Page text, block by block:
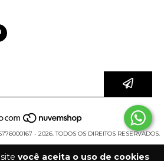
você aceita o uso de cookies
- 2026. TODOS OS DIREITOS RESERVADOS.